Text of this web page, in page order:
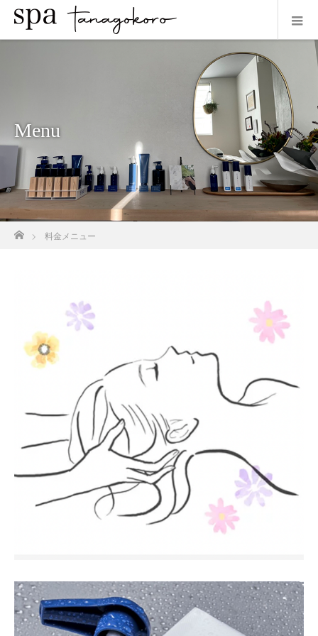
Menu
ホーム
料金メニュー